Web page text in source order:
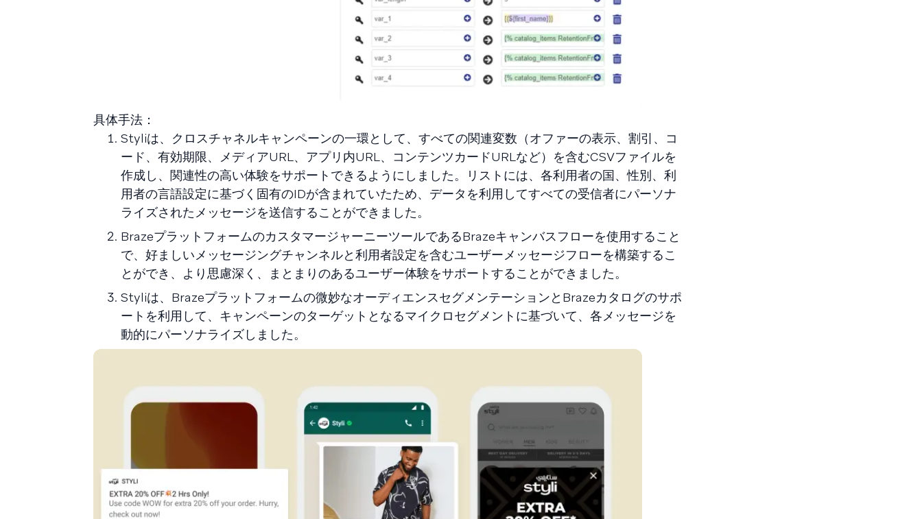
具体手法：
Styliは、クロスチャネルキャンペーンの一環として、すべての関連変数（オファーの表示、割引、コ
ード、有効期限、メディアURL、アプリ内URL、コンテンツカードURLなど）を含むCSVファイルを
作成し、関連性の高い体験をサポートできるようにしました。リストには、各利用者の国、性別、利
用者の言語設定に基づく固有のIDが含まれていたため、データを利用してすべての受信者にパーソナ
ライズされたメッセージを送信することができました。
BrazeプラットフォームのカスタマージャーニーツールであるBrazeキャンバスフローを使用すること
で、好ましいメッセージングチャンネルと利用者設定を含むユーザーメッセージフローを構築するこ
とができ、より思慮深く、まとまりのあるユーザー体験をサポートすることができました。
Styliは、Brazeプラットフォームの微妙なオーディエンスセグメンテーションとBrazeカタログのサポ
ートを利用して、キャンペーンのターゲットとなるマイクロセグメントに基づいて、各メッセージを
動的にパーソナライズしました。